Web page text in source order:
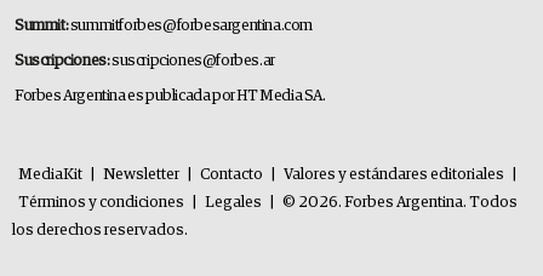
Summit:summitforbes@forbesargentina.com
Suscripciones:suscripciones@forbes.ar
Forbes Argentina es publicada por HT Media SA.
MediaKit Newsletter Contacto Valores y estándares editoriales
Términos y condiciones
Legales
© 2026. Forbes Argentina. Todos
los derechos reservados.